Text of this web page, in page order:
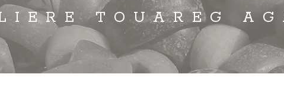
TOUAREG